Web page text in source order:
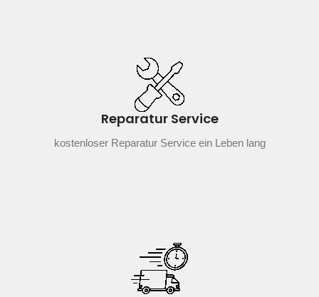
Reparatur Service
kostenloser Reparatur Service ein Leben lang